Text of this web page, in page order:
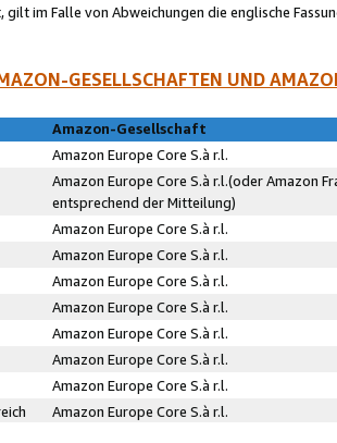
gilt im Falle von Abweichungen die englische
GESELLSCHAFTEN UND
Amazon-Gesellschaft
Amazon Europe Core S.à r.l.
Amazon Europe Core S.à r.l.(oder Amazon
entsprechend der Mitteilung)
Amazon Europe Core S.à r.l.
Amazon Europe Core S.à r.l.
Amazon Europe Core S.à r.l.
Amazon Europe Core S.à r.l.
Amazon Europe Core S.à r.l.
Amazon Europe Core S.à r.l.
Amazon Europe Core S.à r.l.
Amazon Europe Core S.à r.l.